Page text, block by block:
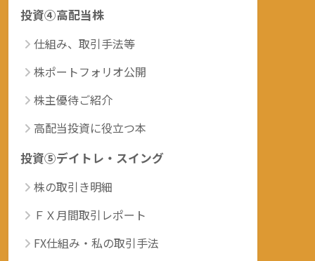
投資④高配当株
仕組み、取引手法等
株ポートフォリオ公開
株主優待ご紹介
高配当投資に役立つ本
投資⑤デイトレ・スイング
株の取引き明細
ＦＸ月間取引レポート
FX仕組み・私の取引手法